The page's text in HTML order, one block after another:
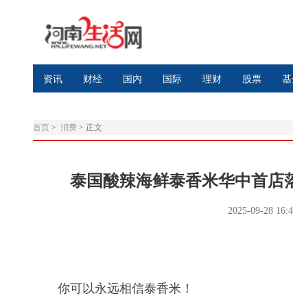
资讯 财经 国内 国际 理财 股票 基
首页> 消费> 正文
泰国酸辣海鲜泰香米华中首
2025-09-28
你可以永远相信泰香米！